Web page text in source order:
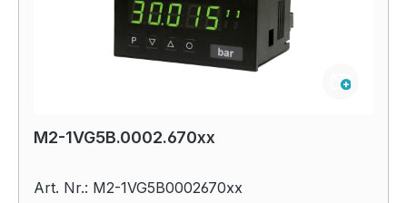
M2-1VG5B.0002.670xx
Art. Nr.: M2-1VG5B0002670xx